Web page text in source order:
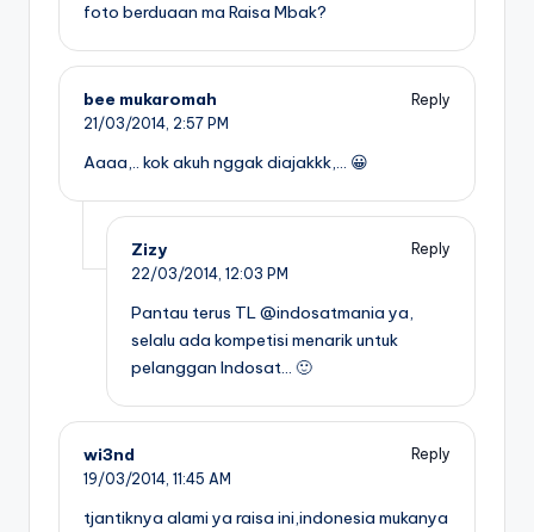
foto berduaan ma Raisa Mbak?
bee mukaromah
Reply
21/03/2014, 2:57 PM
Aaaa,.. kok akuh nggak diajakkk,… 😀
Zizy
Reply
22/03/2014, 12:03 PM
Pantau terus TL @indosatmania ya,
selalu ada kompetisi menarik untuk
pelanggan Indosat… 🙂
wi3nd
Reply
19/03/2014, 11:45 AM
tjantiknya alami ya raisa ini,indonesia mukanya